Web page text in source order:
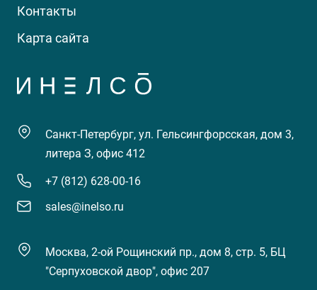
Контакты
Карта сайта
Санкт-Петербург, ул. Гельсингфорсская, дом 3,
литера З, офис 412
+7 (812) 628-00-16
sales@inelso.ru
Москва, 2-ой Рощинский пр., дом 8, стр. 5, БЦ
"Серпуховской двор", офис 207